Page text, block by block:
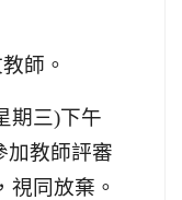
教師。
期三)下午
加教師評審
視同放棄。